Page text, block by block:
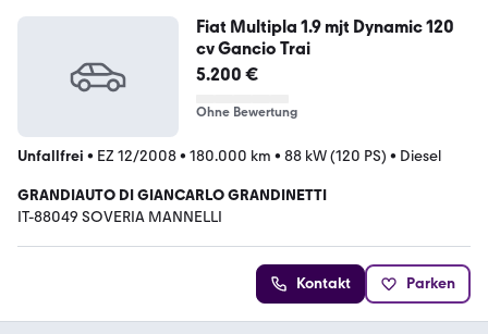
Fiat Multipla 1.9 mjt Dynamic 120
cv Gancio Trai
5.200 €
Ohne Bewertung
Unfallfrei • EZ 12/2008• 180.000 km • 88 kW (120 PS) • Diesel
GRANDIAUTO DI GIANCARLO GRANDINETTI
IT-88049 SOVERIA MANNELLI
Kontakt Parken